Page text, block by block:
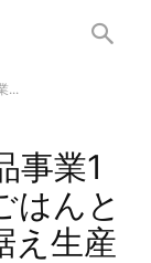
...
事業1
はんと
え生産